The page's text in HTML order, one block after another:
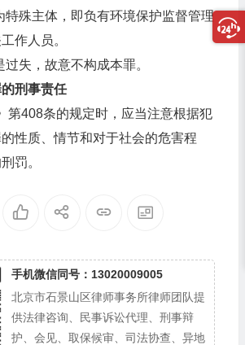
殊主体，即负有环境保护监督管理
作人员。
失，故意不构成本罪。
刑事责任
408条的规定时，应当注意根据犯
性质、情节和对于社会的危害程
罚。
手机微信同号：13020009005
北京市石景山区律师事务所律师团队提
供法律咨询、民事诉讼代理、刑事辩
护、会见、取保候审、司法协查、异地